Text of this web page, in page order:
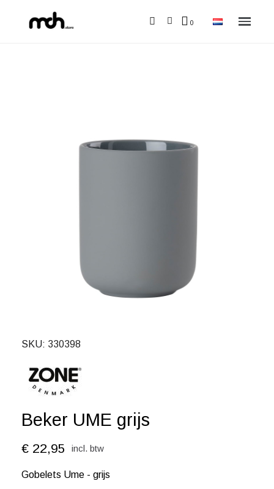
SKU 330398
Beker UME grijs
€ 22,95 incl. btw
Gobelets Ume - grijs